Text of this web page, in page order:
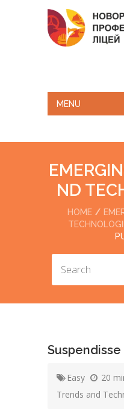
MENU
ND
HOME
Easy 20
Trends and